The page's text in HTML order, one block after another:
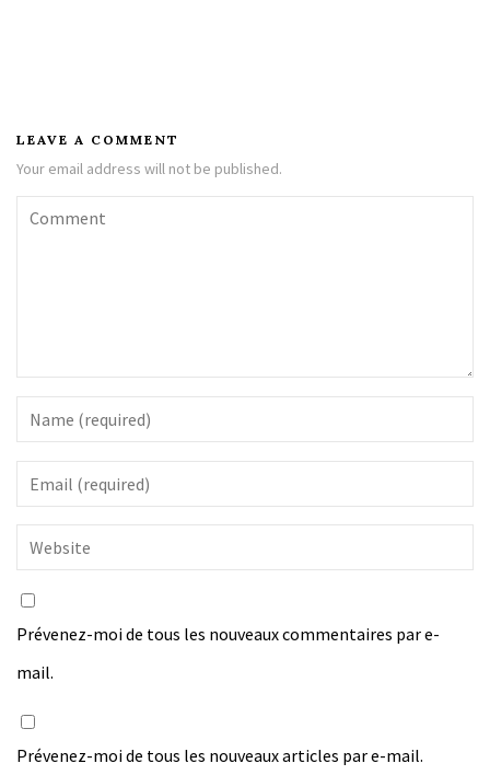
LEAVE A COMMENT
Your email address will not be published.
Prévenez-moi de tous les nouveaux commentaires par e-
mail.
Prévenez-moi de tous les nouveaux articles par e-mail.